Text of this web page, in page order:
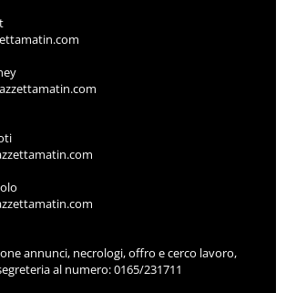
annunci, necrologi, offro e cerco lavoro,
al numero: 0165/231711